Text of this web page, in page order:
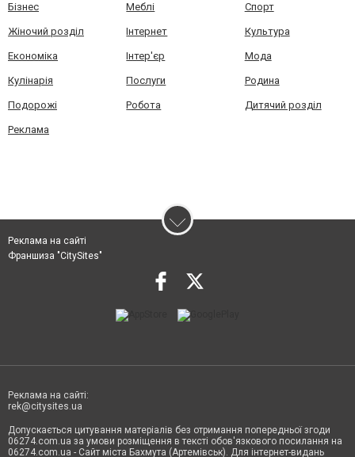
Бізнес Меблі Спорт
Жіночий розділ Інтернет Культура
Економіка Інтер'єр Мода
Кулінарія Послуги Родина
Подорожі Робота Дитячий розділ
Реклама
Реклама на сайті
Франшиза "CitySites"
Реклама на сайті:
rek@citysites.ua
Допускається цитування матеріалів без отримання попередньої згоди
06274.com.ua за умови розміщення в тексті обов'язкового посилання на
06274.com.ua - Сайт міста Бахмута (Артемівськ). Для інтернет-видань